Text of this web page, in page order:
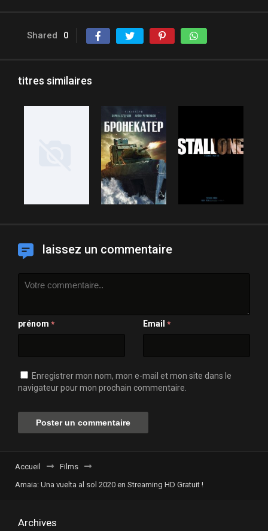
Shared 0
titres similaires
laissez un commentaire
prénom * Email *
Enregistrer mon nom, mon e-mail et mon site dans le
navigateur pour mon prochain commentaire.
Accueil
Films
Amaia: Una vuelta al sol 2020 en Streaming HD Gratuit !
Archives